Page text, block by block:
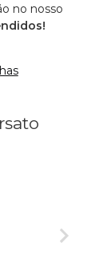
no nosso